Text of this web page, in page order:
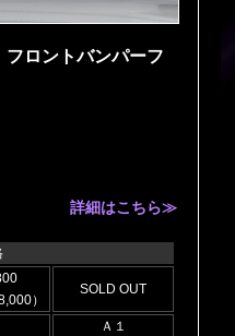
ロントバンパーフ
詳細はこちら≫
）
SOLD OUT
Ａ１